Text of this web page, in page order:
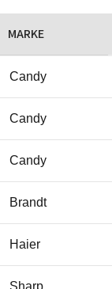
MARKE
Candy
Candy
Candy
Brandt
Haier
Sharp